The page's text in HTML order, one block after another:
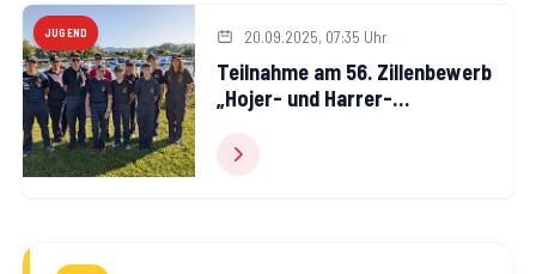
JUGEND 20.09.2025, 07:35 Uhr
Teilnahme am 56. Zillenbewerb
„Hojer- und Harrer-